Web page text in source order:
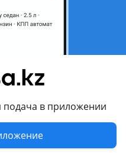
подача в приложении
11G4-араб
11G4-араб